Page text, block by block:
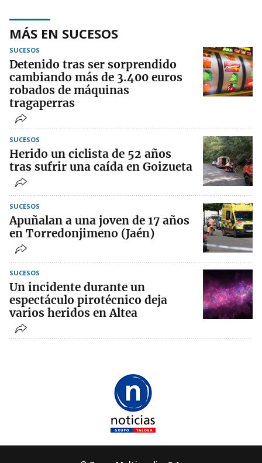
MÁS EN SUCESOS
SUCESOS
Detenido tras ser sorprendido
cambiando más de 3.400 euros
robados de máquinas
tragaperras
SUCESOS
Herido un ciclista de 52 años
tras sufrir una caída en Goizueta
SUCESOS
Apuñalan a una joven de 17 años
en Torredonjimeno (Jaén)
SUCESOS
Un incidente durante un
espectáculo pirotécnico deja
varios heridos en Altea